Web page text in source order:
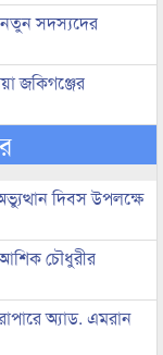
নতুন সদস্যদের
জকিগঞ্জের
দিবস উপলক্ষে
চৌধুরীর
অ্যাড. এমরান